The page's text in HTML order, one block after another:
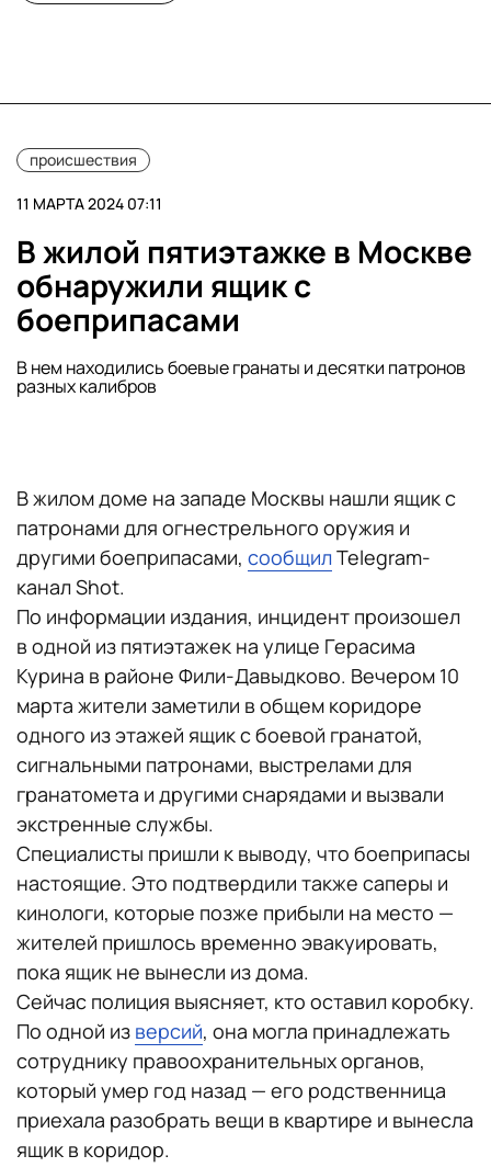
происшествия
11 МАРТА 2024 07:11
В жилой пятиэтажке в Москве
обнаружили ящик с
боеприпасами
В нем находились боевые гранаты и десятки патронов
разных калибров
В жилом доме на западе Москвы нашли ящик с
патронами для огнестрельного оружия и
другими боеприпасами, сообщилTelegram-
канал Shot.
По информации издания, инцидент произошел
в одной из пятиэтажек на улице Герасима
Курина в районе Фили-Давыдково. Вечером 10
марта жители заметили в общем коридоре
одного из этажей ящик с боевой гранатой,
сигнальными патронами, выстрелами для
гранатомета и другими снарядами и вызвали
экстренные службы.
Специалисты пришли к выводу, что боеприпасы
настоящие. Это подтвердили также саперы и
кинологи, которые позже прибыли на место —
жителей пришлось временно эвакуировать,
пока ящик не вынесли из дома.
Сейчас полиция выясняет, кто оставил коробку.
По одной из версий, она могла принадлежать
сотруднику правоохранительных органов,
который умер год назад — его родственница
приехала разобрать вещи в квартире и вынесла
ящик в коридор.